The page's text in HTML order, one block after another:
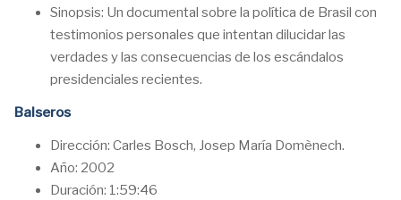
Sinopsis: Un documental sobre la política de Brasil con
testimonios personales que intentan dilucidar las
verdades y las consecuencias de los escándalos
presidenciales recientes.
Balseros
Dirección: Carles Bosch, Josep María Domènech.
Año: 2002
Duración: 1:59:46